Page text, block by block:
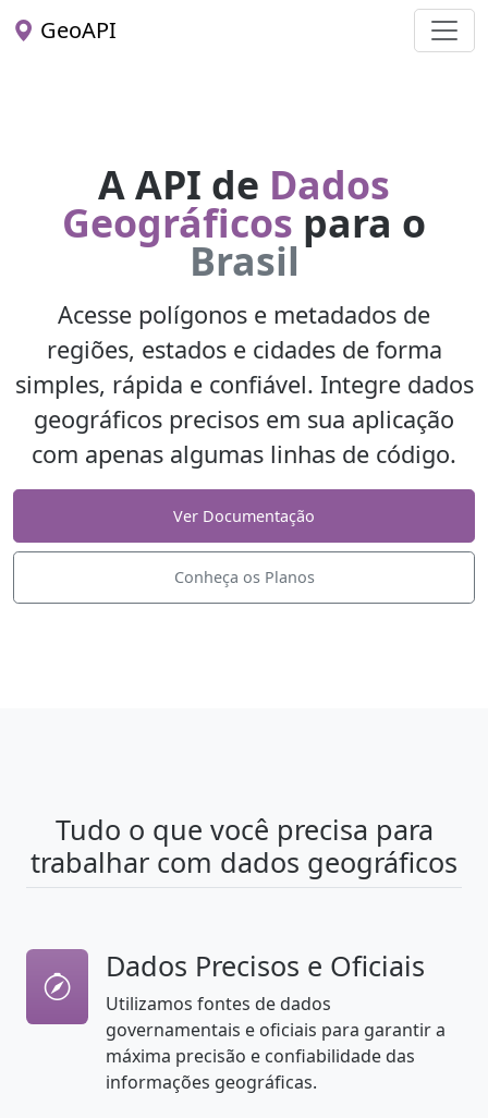
GeoAPI
A API de Dados
Geográficos para o
Brasil
Acesse polígonos e metadados de
regiões, estados e cidades de forma
simples, rápida e confiável. Integre dados
geográficos precisos em sua aplicação
com apenas algumas linhas de código.
Ver Documentação
Conheça os Planos
Tudo o que você precisa para
trabalhar com dados geográficos
Dados Precisos e Oficiais
Utilizamos fontes de dados
governamentais e oficiais para garantir a
máxima precisão e confiabilidade das
informações geográficas.